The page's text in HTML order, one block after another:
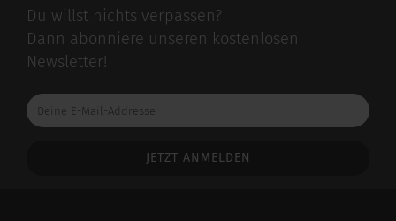
Du willst nichts verpassen?
Dann abonniere unseren kostenlosen
Newsletter!
Deine
E-